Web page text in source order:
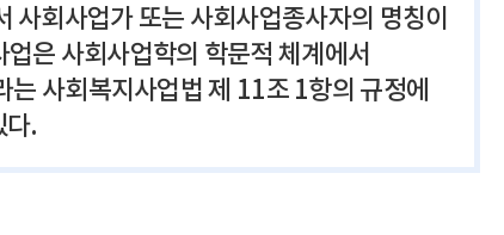
회사업가 또는 사회사업종사자의 명칭이
은 사회사업학의 학문적 체계에서
사회복지사업법 제 11조 1항의 규정에
다.